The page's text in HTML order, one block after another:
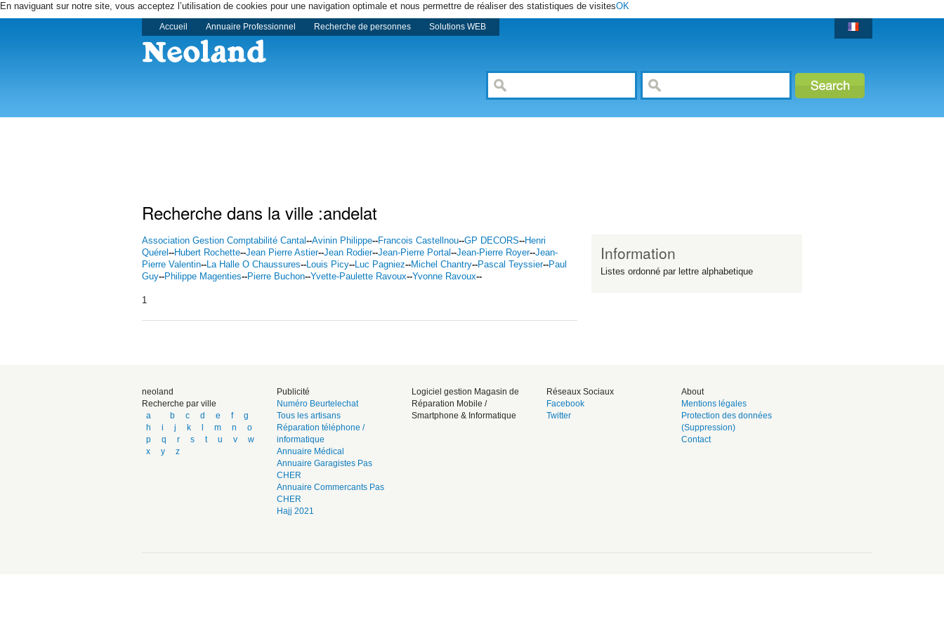
En naviguant sur notre site, vous acceptez l’utilisation de cookies pour une navigation optimale et nous permettre de réaliser des statistiques de visitesOK
Accueil Annuaire Professionnel Recherche de personnes Solutions WEB
Recherche dans la ville :andelat
Association Gestion Comptabilité Cantal--Avinin Philippe--Francois Castellnou--GP DECORS--Henri
Quérel--Hubert Rochette--Jean Pierre Astier--Jean Rodier--Jean-Pierre Portal--Jean-Pierre Royer--Jean-
Pierre Valentin--La Halle O Chaussures--Louis Picy--Luc Pagniez--Michel Chantry--Pascal Teyssier--Paul
Guy--Philippe Magenties--Pierre Buchon--Yvette-Paulette Ravoux--Yvonne Ravoux--
1
Information
Listes ordonné par lettre alphabetique
neoland
Recherche par ville
a
b c d e f
g
h
i j k l m n
o
p
q r s t u v
w
x
y z
Publicité
Numéro Beurtelechat
Tous les artisans
Réparation téléphone /
informatique
Annuaire Médical
Annuaire Garagistes Pas
CHER
Annuaire Commercants Pas
CHER
Hajj 2021
Logiciel gestion Magasin de
Réparation Mobile /
Smartphone & Informatique
Réseaux Sociaux
Facebook
Twitter
About
Mentions légales
Protection des données
(Suppression)
Contact